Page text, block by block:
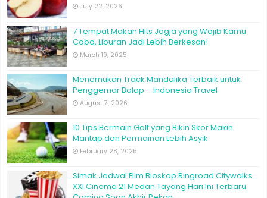
July 22, 2026
7 Tempat Makan Hits Jogja yang Wajib Kamu
Coba, Liburan Jadi Lebih Berkesan!
March 19, 2025
Menemukan Track Mandalika Terbaik untuk
Penggemar Balap – Indonesia Travel
August 7, 2026
10 Tips Bermain Golf yang Bikin Skor Makin
Mantap dan Permainan Lebih Asyik
February 28, 2025
Simak Jadwal Film Bioskop Ringroad Citywalks
XXI Cinema 21 Medan Tayang Hari Ini Terbaru